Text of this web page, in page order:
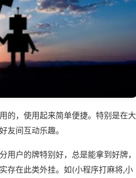
的，使用起来简单便捷。特别是在大
友间互动乐趣。
户的牌特别好，总是能拿到好牌，
存在此类外挂。如(小程序打麻将,小